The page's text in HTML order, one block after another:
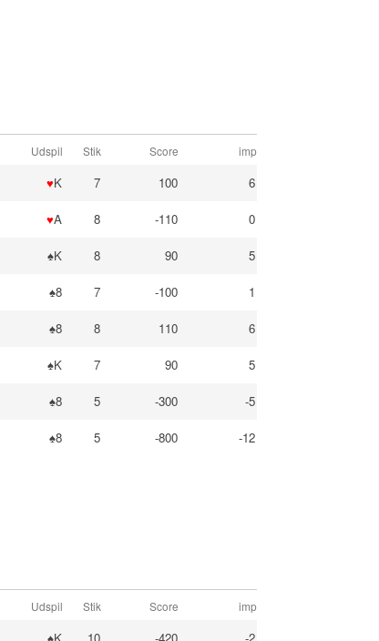
Udspil Stik Score imp
♥K 7 100 6
♥A 8 -110 0
♠K 8 90 5
♠8 7 -100 1
♠8 8 110 6
♠K 7 90 5
♠8 5 -300 -5
♠8 5 -800 -12
Udspil Stik Score imp